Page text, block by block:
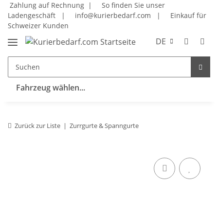
Zahlung auf Rechnung |
So finden Sie unser
Ladengeschäft
| info@kurierbedarf.com |
Einkauf für
Schweizer Kunden
DE
Fahrzeug wählen...
Zurück zur Liste Zurrgurte & Spanngurte